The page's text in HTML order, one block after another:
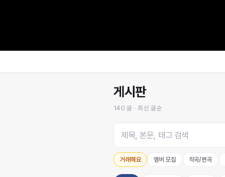
게시판
140 글 · 최신 글순
거래해요 멤버 모집 작곡/편곡